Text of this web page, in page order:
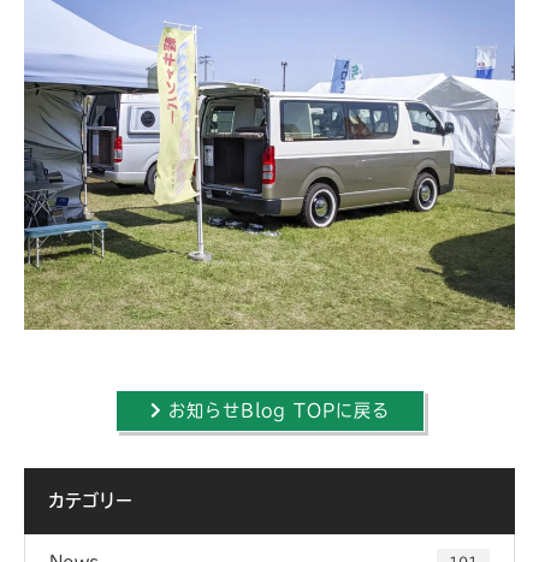
お知らせBlog TOPに戻る
カテゴリー